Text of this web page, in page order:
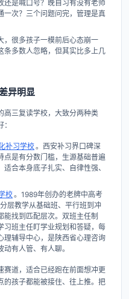
还是喊口号？晚自习有没有老师
一次？三个问题问完，管理是真
，很多孩子一模前后心态崩一
条多数人忽略，但其实比多上几
异明显
高三复读学校，大致分两种类
补习学校。西安补习界口碑深
点是有分数门槛，生源基础普遍
合本身底子扎实、自律性强、
校。1989年创办的老牌中高考
层教学从基础班、平行班到冲
找到匹配层次。双班主任制
班主任盯学业规划和答疑，每
理辅导中心，是陕西省心理咨询
有人管、有人聊。
赛道，适合已经跑在前面想冲更
的孩子都能被接住、往上推。把